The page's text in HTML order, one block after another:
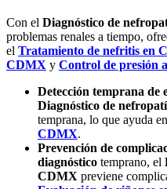
Con el Diagnóstico de
problemas renales a tiempo,
el Tratamiento de nefritis en
CDMX y Control de presión
Detección temprana de
Diagnóstico de
temprana, lo que ayuda
CDMX.
Prevención de
diagnóstico temprano, el
CDMX previene